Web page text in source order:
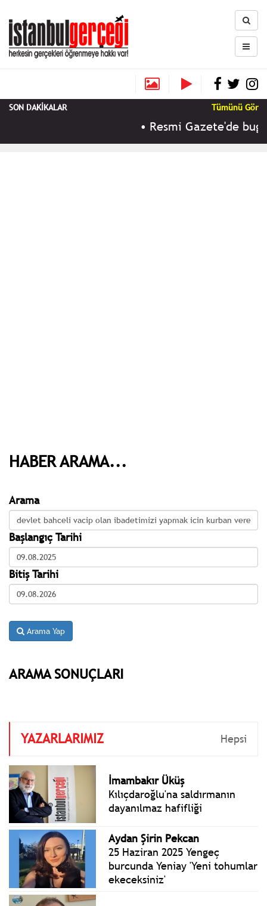
SON DAKİKALAR Tümünü Gör
•Resmi Gazete'de
HABER ARAMA...
Arama
Başlangıç Tarihi
Bitiş Tarihi
Arama Yap
ARAMA SONUÇLARI
YAZARLARIMIZ Hepsi
İmambakır Üküş
Kılıçdaroğlu'na saldırmanın
dayanılmaz hafifliği
Aydan Şirin Pekcan
25 Haziran 2025 Yengeç
burcunda Yeniay 'Yeni tohumlar
ekeceksiniz'